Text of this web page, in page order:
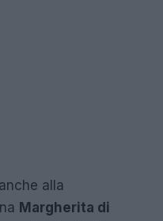
alla
Margherita di